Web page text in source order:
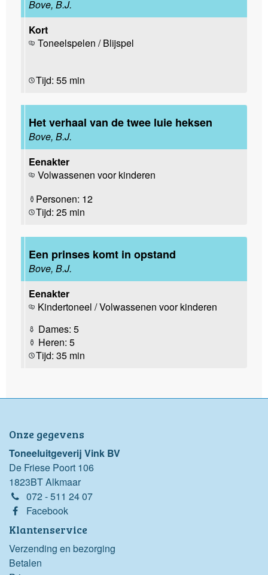
Bove, B.J.
Kort
Toneelspelen / Blijspel
Tijd: 55 min
Het verhaal van de twee luie heksen
Bove, B.J.
Eenakter
Volwassenen voor kinderen
Personen: 12
Tijd: 25 min
Een prinses komt in opstand
Bove, B.J.
Eenakter
Kindertoneel / Volwassenen voor kinderen
Dames: 5
Heren: 5
Tijd: 35 min
Onze gegevens
Toneeluitgeverij Vink BV
De Friese Poort 106
1823BT Alkmaar
072 - 511 24 07
Facebook
Klantenservice
Verzending en bezorging
Betalen